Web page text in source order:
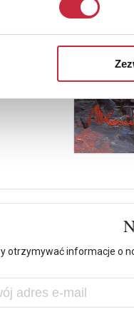
otrzymywać informacje o